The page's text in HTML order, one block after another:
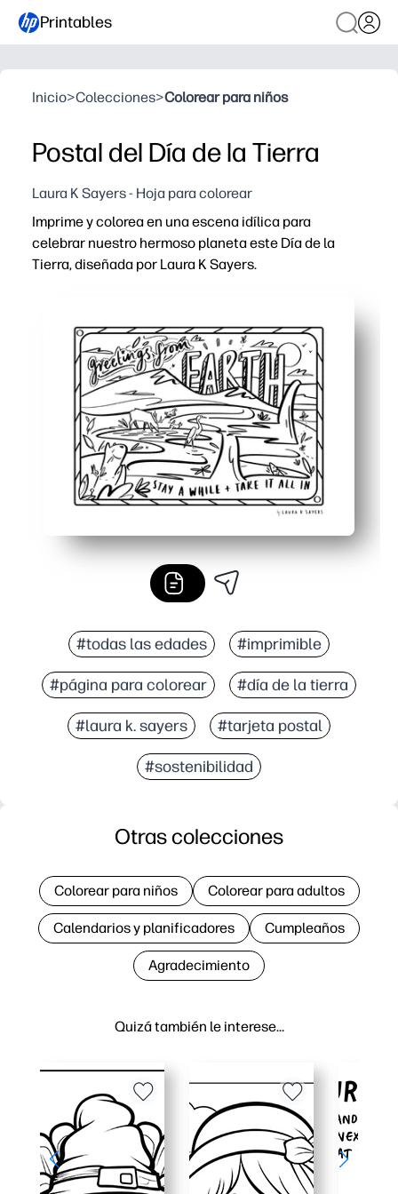
Printables
Inicio>Colecciones>Colorear para niños
Postal del Día de la Tierra
Laura K Sayers - Hoja para colorear
Imprime y colorea en una escena idílica para
celebrar nuestro hermoso planeta este Día de la
Tierra, diseñada por Laura K Sayers.
Impulse una charla significativa sobre el Día de la
Desarrolla la concentración y la motricidad fina: las
Perfecto para la clase o el hogar: utilízalo para los
#todas las edades #imprimible
#página para colorear #día de la tierra
#laura k. sayers #tarjeta postal
#sostenibilidad
Quizá también le interese…
Otras colecciones
Colorear para niños Colorear para adultos
Calendarios y planificadores Cumpleaños
Agradecimiento